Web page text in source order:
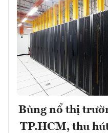
Bùng nổ thị
TP.HCM, thu